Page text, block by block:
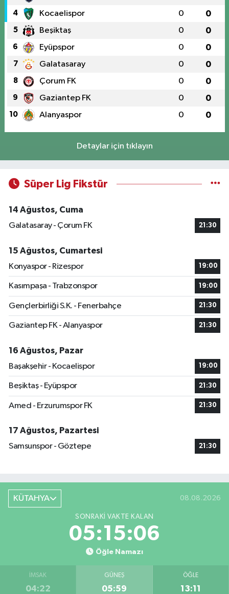
4 Kocaelispor 0 0
5 Beşiktaş 0 0
6 Eyüpspor 0 0
7 Galatasaray 0 0
8 Çorum FK 0 0
9 Gaziantep FK 0 0
10 Alanyaspor 0 0
Detaylar için tıklayın
Süper Lig Fikstür
14 Ağustos, Cuma
Galatasaray - Çorum FK
21:30
15 Ağustos, Cumartesi
Konyaspor - Rizespor
19:00
Kasımpaşa - Trabzonspor 19:00
Gençlerbirliği S.K. - Fenerbahçe 21:30
Gaziantep FK - Alanyaspor 21:30
16 Ağustos, Pazar
Başakşehir - Kocaelispor
19:00
Beşiktaş - Eyüpspor 21:30
Amed - Erzurumspor FK 21:30
17 Ağustos, Pazartesi
Samsunspor - Göztepe
21:30
KÜTAHYA 08.08.2026
SONRAKI VAKTE KALAN
05:15:05
Öğle Namazı
İMSAK
04:22
GÜNEŞ
05:59
ÖĞLE
13:11